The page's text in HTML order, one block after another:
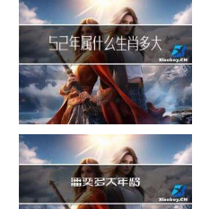
52年属什么生肖多大年龄